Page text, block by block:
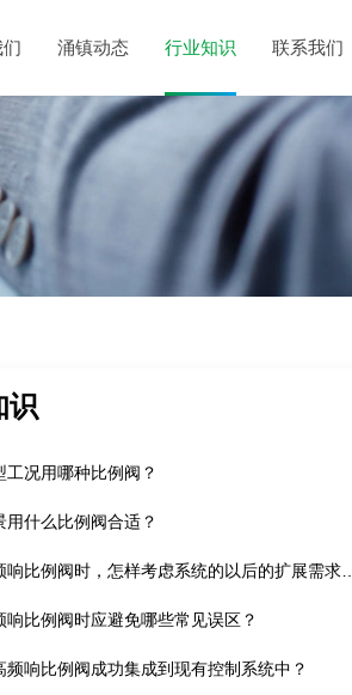
涌镇动态 行业知识 联系我们
识
工况用哪种比例阀？
用什么比例阀合适？
响比例阀时，怎样考虑系统的以后的扩展需求
响比例阀时应避免哪些常见误区？
频响比例阀成功集成到现有控制系统中？